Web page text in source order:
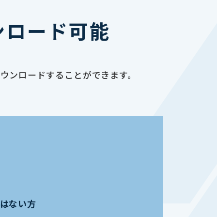
ード可能
ロードすることができます。
ない方